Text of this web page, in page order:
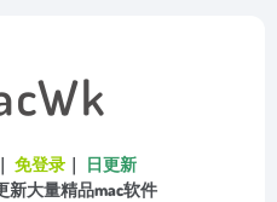
｜ 免登录 ｜
日更新
新大量精品mac软件